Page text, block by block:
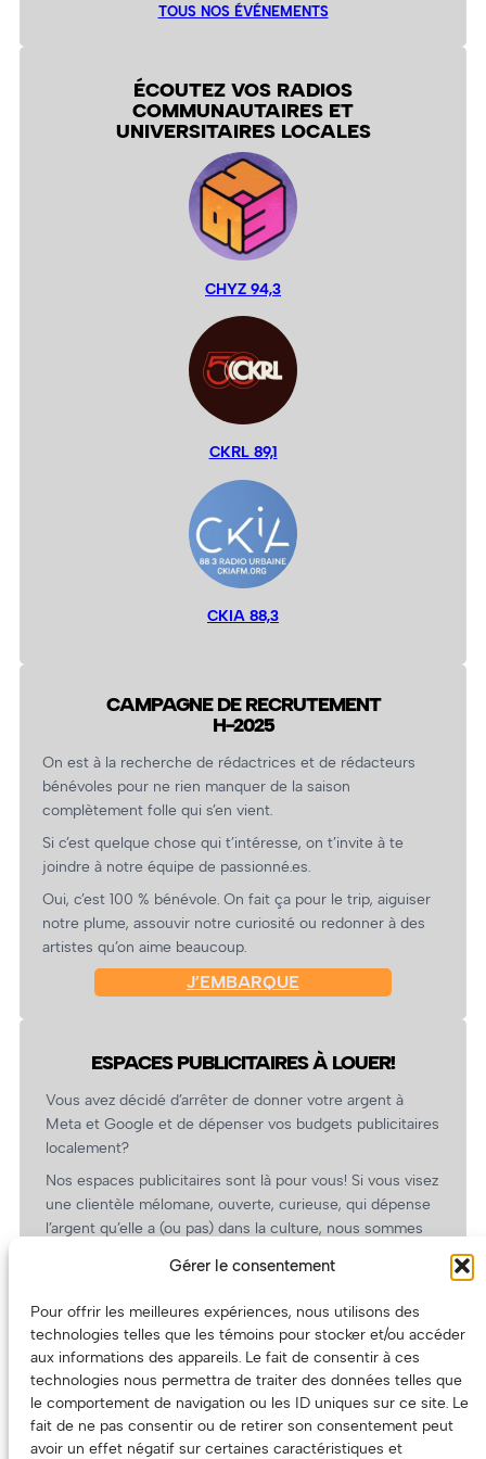
Gérer le consentement
Pour offrir les meilleures expériences, nous utilisons des
technologies telles que les témoins pour stocker et/ou accéder
aux informations des appareils. Le fait de consentir à ces
technologies nous permettra de traiter des données telles que
le comportement de navigation ou les ID uniques sur ce site. Le
fait de ne pas consentir ou de retirer son consentement peut
avoir un effet négatif sur certaines caractéristiques et
TOUS NOS ÉVÉNEMENTS
ÉCOUTEZ VOS RADIOS
COMMUNAUTAIRES ET
UNIVERSITAIRES LOCALES
CHYZ 94,3
CKRL 89,1
CKIA 88,3
CAMPAGNE DE RECRUTEMENT
H-2025
On est à la recherche de rédactrices et de rédacteurs
bénévoles pour ne rien manquer de la saison
complètement folle qui s’en vient.
Si c’est quelque chose qui t’intéresse, on t’invite à te
joindre à notre équipe de passionné.es.
Oui, c’est 100 % bénévole. On fait ça pour le trip, aiguiser
notre plume, assouvir notre curiosité ou redonner à des
artistes qu’on aime beaucoup.
J’EMBARQUE
ESPACES PUBLICITAIRES À LOUER!
Vous avez décidé d’arrêter de donner votre argent à
Meta et Google et de dépenser vos budgets publicitaires
localement?
Nos espaces publicitaires sont là pour vous! Si vous visez
une clientèle mélomane, ouverte, curieuse, qui dépense
l’argent qu’elle a (ou pas) dans la culture, nous sommes
revient.
(Oui, on va avoir des tarifs spéciaux pour vous, les
artistes!)